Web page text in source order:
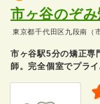
市ヶ谷のぞ
東京都千代田区九段南（
市ヶ谷駅5分の矯正専
師。完全個室でプライ